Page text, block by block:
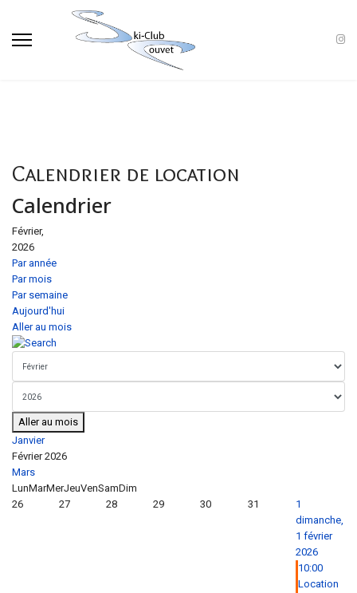
Calendrier de location
Calendrier
Février,
2026
Par année
Par mois
Par semaine
Aujourd'hui
Aller au mois
Aller au mois
Janvier
Février 2026
Mars
LunMarMerJeuVenSamDim
26
27 28 29 30 31
1
dimanche,
1 février
2026
10:00
Location